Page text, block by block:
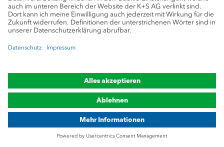
indem ich den Abmeldelink im
Newsletter nutze. Bitte lesen Sie dazu
Datenschutzerklärung.